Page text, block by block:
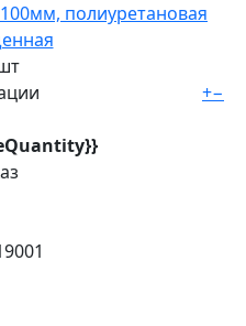
полиуретановая
+−